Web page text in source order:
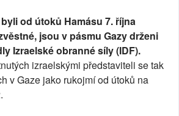
od útoků Hamásu 7. října
jsou v pásmu Gazy drženi
Izraelské obranné síly (IDF).
izraelskými představiteli se tak
v Gaze jako rukojmí od útoků na